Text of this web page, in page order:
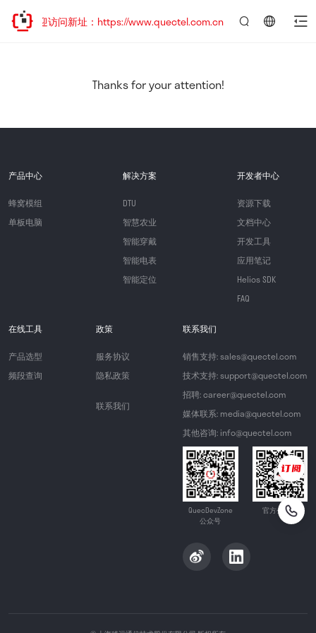
移，欢迎访问新址：https://www.quectel.com.cn
Thanks for your attention!
产品中心
蜂窝模组
单板电脑
解决方案
DTU
智慧农业
智能穿戴
智能电表
智能定位
开发者中心
资源下载
文档中心
开发工具
应用笔记
Helios SDK
FAQ
在线工具
产品选型
频段查询
政策
服务协议
隐私政策
联系我们
联系我们
销售支持: sales@quectel.com
技术支持: support@quectel.com
招聘: career@quectel.com
媒体联系: media@quectel.com
其他咨询: info@quectel.com
QuecDevZone
公众号
官方公众号